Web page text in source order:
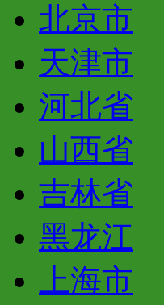
北京市
天津市
河北省
山西省
吉林省
黑龙江
上海市